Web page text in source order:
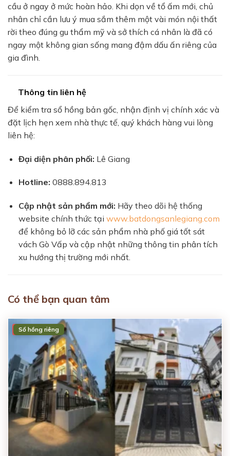
cầu ở ngay ở mức hoàn hảo. Khi dọn về tổ ấm mới, chủ
nhân chỉ cần lưu ý mua sắm thêm một vài món nội thất
rời theo đúng gu thẩm mỹ và sở thích cá nhân là đã có
ngay một không gian sống mang đậm dấu ấn riêng của
gia đình.
Thông tin liên hệ
Để kiểm tra sổ hồng bản gốc, nhận định vị chính xác và
đặt lịch hẹn xem nhà thực tế, quý khách hàng vui lòng
liên hệ:
Đại diện phân phối: Lê Giang
Hotline: 0888.894.813
Cập nhật sản phẩm mới: Hãy theo dõi hệ thống
website chính thức tại www.batdongsanlegiang.com
để không bỏ lỡ các sản phẩm nhà phố giá tốt sát
vách Gò Vấp và cập nhật những thông tin phân tích
xu hướng thị trường mới nhất.
Có thể bạn quan tâm
ĐÃ BÁN
Sổ hồng riêng